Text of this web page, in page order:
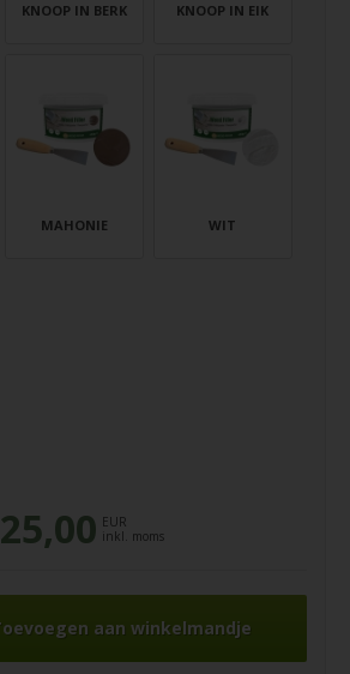
KNOOP IN BERK KNOOP IN EIK
MAHONIE WIT
25,00 EUR
inkl. moms